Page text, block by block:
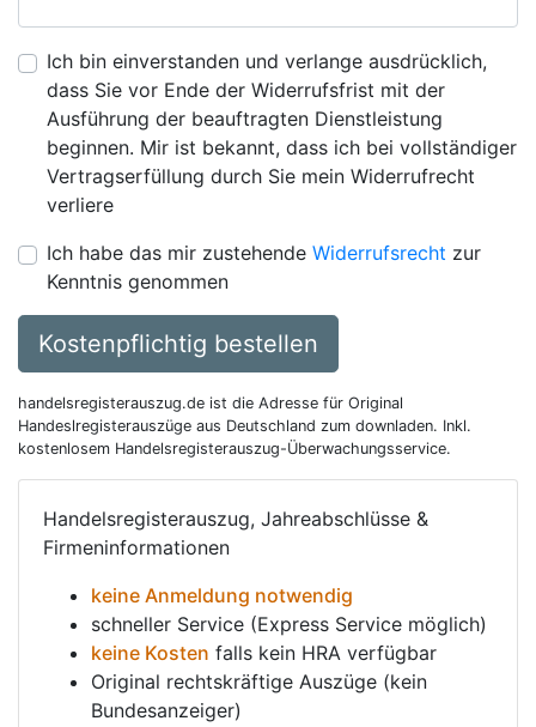
Ich bin einverstanden und verlange ausdrücklich,
dass Sie vor Ende der Widerrufsfrist mit der
Ausführung der beauftragten Dienstleistung
beginnen. Mir ist bekannt, dass ich bei vollständiger
Vertragserfüllung durch Sie mein Widerrufrecht
verliere
Ich habe das mir zustehende Widerrufsrecht zur
Kenntnis genommen
Kostenpflichtig bestellen
handelsregisterauszug.de ist die Adresse für Original
Handeslregisterauszüge aus Deutschland zum downladen. Inkl.
kostenlosem Handelsregisterauszug-Überwachungsservice.
Handelsregisterauszug, Jahreabschlüsse &
Firmeninformationen
keine Anmeldung notwendig
schneller Service (Express Service möglich)
keine Kosten falls kein HRA verfügbar
Original rechtskräftige Auszüge (kein
Bundesanzeiger)